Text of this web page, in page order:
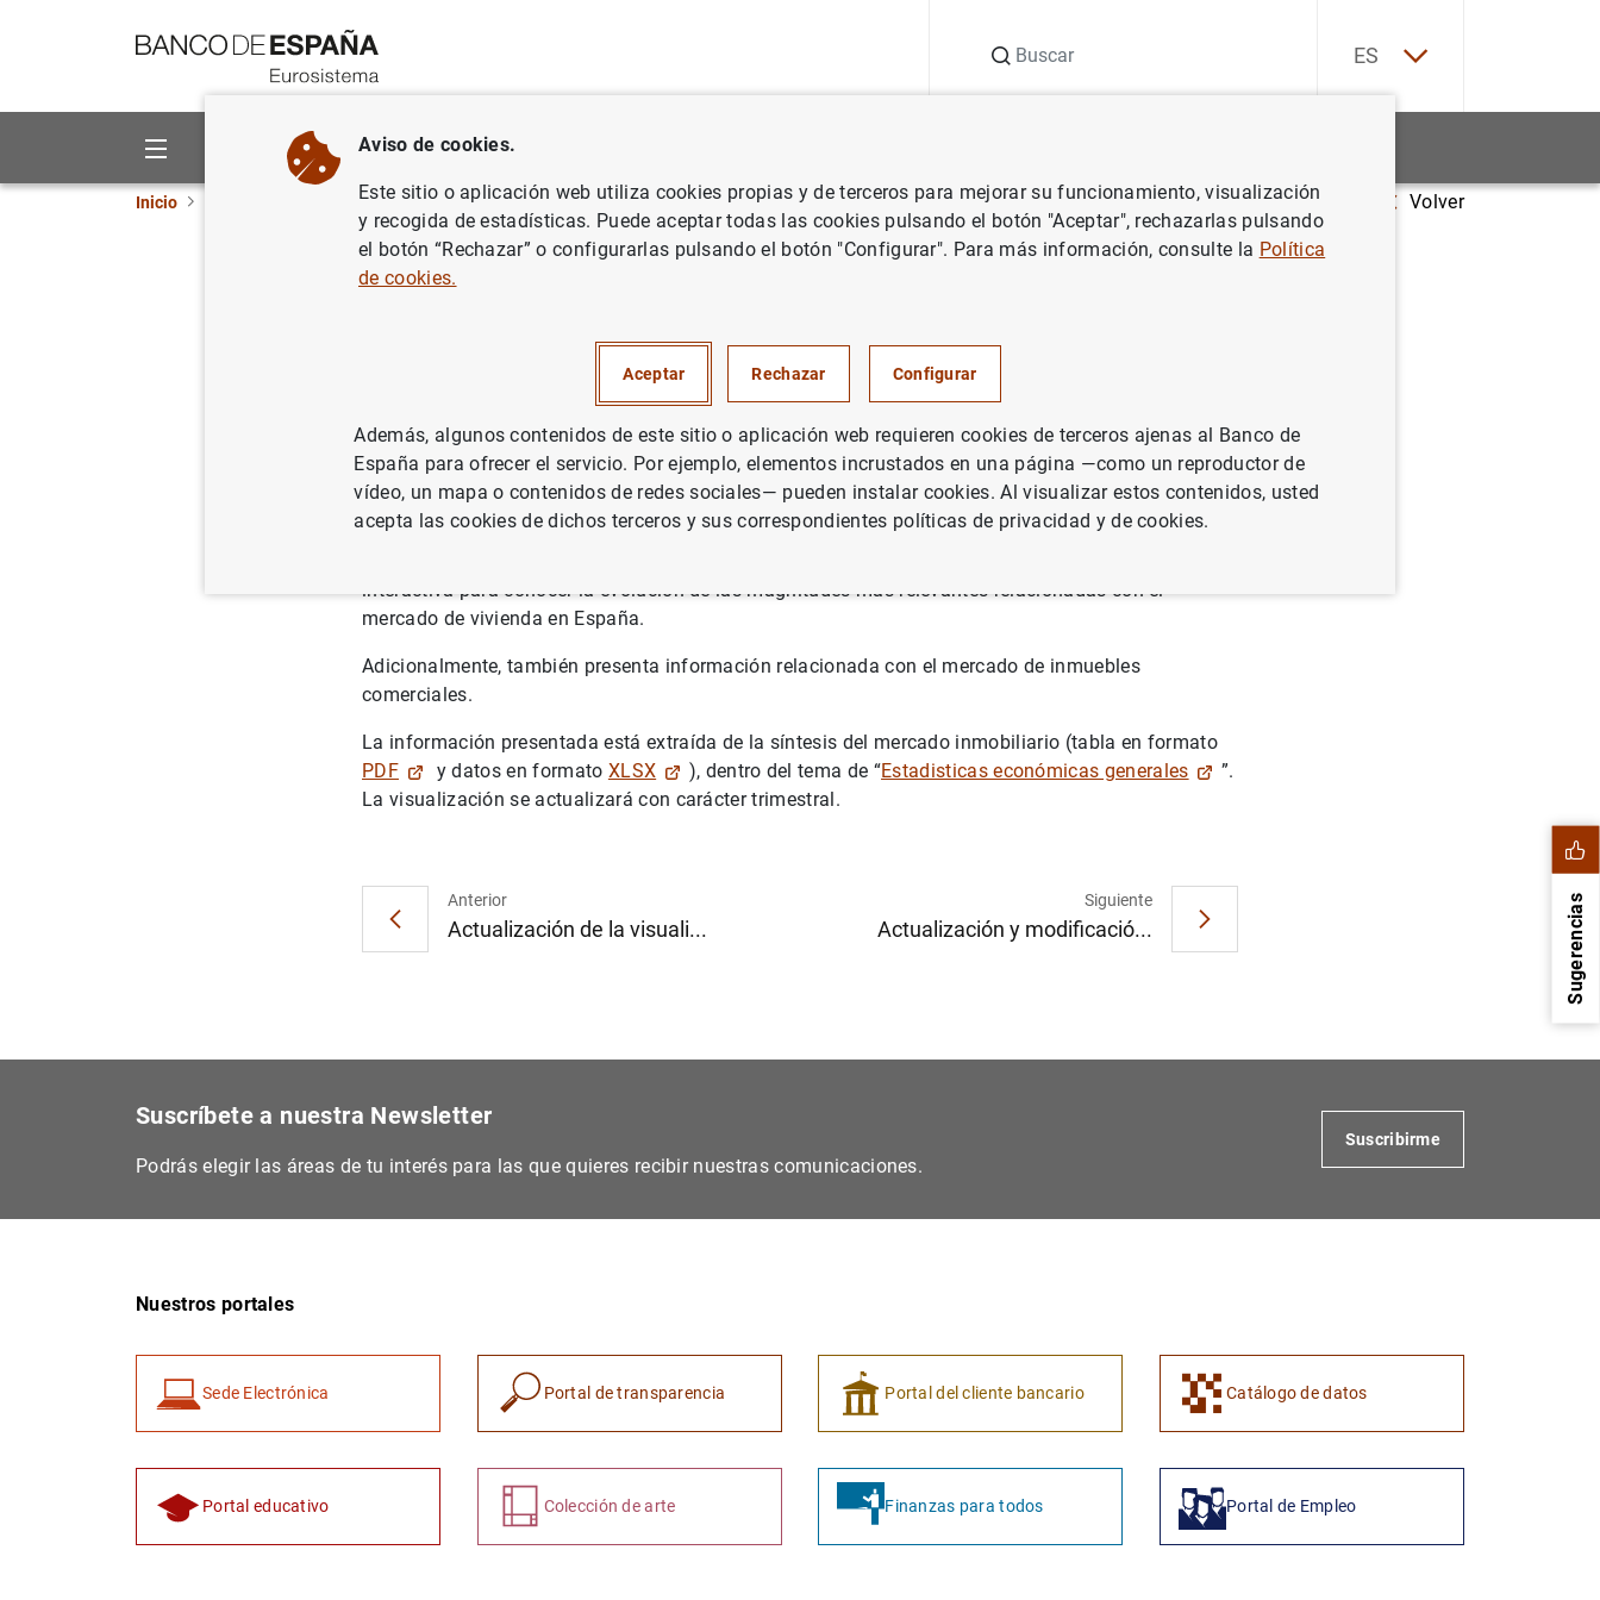
ES
Sobre el Banco Áreas de actuación
Inicio Estadísticas económicas generales Anuncios de estadísticas económicas generales BExplora el mercado de vivienda Volver
BExplora el mercado de vivienda
Síntesis de indicadores
27/11/2023
interactiva para conocer la evolución de las magnitudes más relevantes relacionadas con el
mercado de vivienda en España.
Adicionalmente, también presenta información relacionada con el mercado de inmuebles
comerciales.
La información presentada está extraída de la síntesis del mercado inmobiliario (tabla en formato
PDF
y datos en formato XLSX ), dentro del tema de “Estadisticas económicas generales
”.
La visualización se actualizará con carácter trimestral.
Anterior
Actualización de la visuali...
Siguiente
Actualización y modificació... Sugerencias
Suscríbete a nuestra Newsletter
Podrás elegir las áreas de tu interés para las que quieres recibir nuestras comunicaciones.
Suscribirme
Nuestros portales
Sede Electrónica Portal de transparencia Portal del cliente bancario Catálogo de datos
Portal educativo Colección de arte Finanzas para todos Portal de Empleo
Aviso de cookies.
Este sitio o aplicación web utiliza cookies propias y de terceros para mejorar su funcionamiento, visualización
y recogida de estadísticas. Puede aceptar todas las cookies pulsando el botón "Aceptar", rechazarlas pulsando
el botón “Rechazar” o configurarlas pulsando el botón "Configurar". Para más información, consulte la Política
de cookies.
Aceptar Rechazar Configurar
Además, algunos contenidos de este sitio o aplicación web requieren cookies de terceros ajenas al Banco de
España para ofrecer el servicio. Por ejemplo, elementos incrustados en una página —como un reproductor de
vídeo, un mapa o contenidos de redes sociales— pueden instalar cookies. Al visualizar estos contenidos, usted
acepta las cookies de dichos terceros y sus correspondientes políticas de privacidad y de cookies.